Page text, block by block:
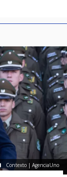
Contexto | AgenciaUno